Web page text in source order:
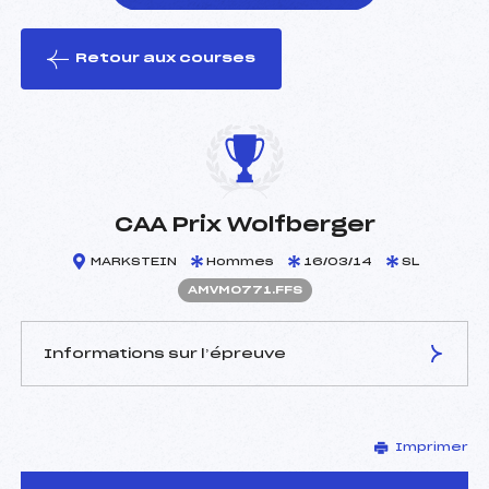
le ski
Retour aux courses
CAA Prix Wolfberger
MARKSTEIN Hommes 16/03/14 SL
AMVM0771.FFS
Informations sur l’épreuve
MULLER JEAN CLAUDE
(MV)
Imprimer